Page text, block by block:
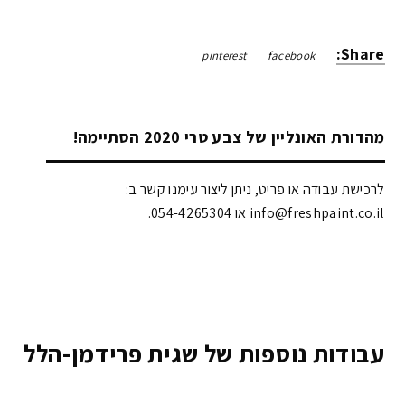
Share:
facebook
pinterest
מהדורת האונליין של צבע טרי 2020 הסתיימה!
לרכישת עבודה או פריט, ניתן ליצור עימנו קשר ב:
info@freshpaint.co.il‏ או 054-4265304.
עבודות נוספות של שגית פרידמן-הלל